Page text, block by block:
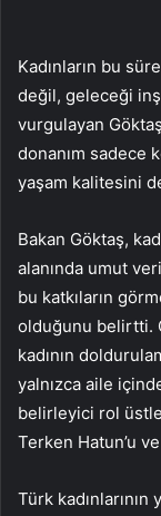
Kadınların bu
değil, geleceği
vurgulayan
donanım sadece
yaşam kalitesini
Bakan Göktaş,
alanında umut
bu katkıların
olduğunu belirtti.
kadının
yalnızca aile
belirleyici rol
Terken Hatun’u
Türk kadınlarının